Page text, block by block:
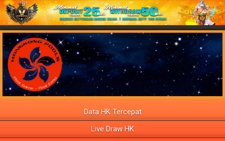
Data HK Tercepat
Live Draw HK